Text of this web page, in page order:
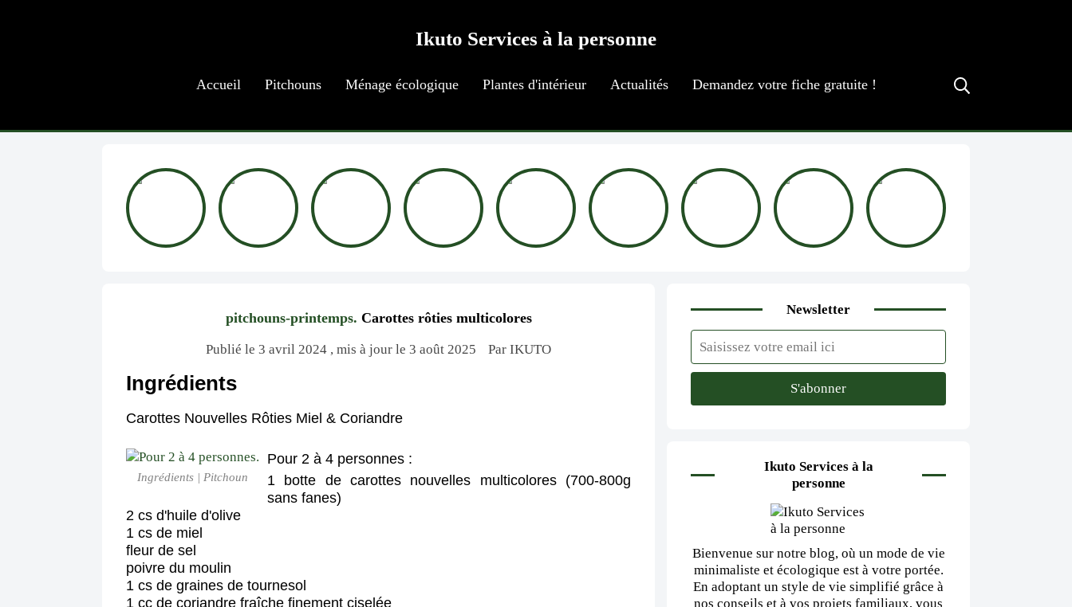
Ikuto Services à la personne
Accueil Pitchouns Ménage écologique Plantes d'intérieur Actualités Demandez votre fiche gratuite !
pitchouns-printemps. Carottes rôties multicolores
Publié le 3 avril 2024 , mis à jour le 3 août 2025 Par IKUTO
Ingrédients
Carottes Nouvelles Rôties Miel & Coriandre
Ingrédients | Pitchoun
Pour 2 à 4 personnes :
1 botte de carottes nouvelles multicolores (700-800g
sans fanes)
2 cs d'huile d'olive
1 cs de miel
fleur de sel
poivre du moulin
1 cs de graines de tournesol
1 cc de coriandre fraîche finement ciselée
Newsletter
Ikuto Services à la
personne
Bienvenue sur notre blog, où un mode de vie
minimaliste et écologique est à votre portée.
En adoptant un style de vie simplifié grâce à
nos conseils et à vos projets familiaux, vous